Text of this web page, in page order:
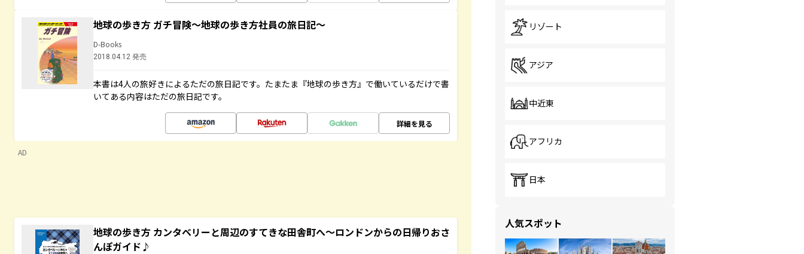
地球の歩き方 ガチ冒険～地球の歩き方社員の旅日記～
D-Books
2018.04.12 発売
本書は4人の旅好きによるただの旅日記です。たまたま『地球の歩き方』で働いているだけで書
いてある内容はただの旅日記です。
詳細を見る
AD
地球の歩き方 カンタベリーと周辺のすてきな田舎町へ～ロンドンからの日帰りおさ
んぽガイド♪
リゾート
アジア
中近東
アフリカ
日本
人気スポット